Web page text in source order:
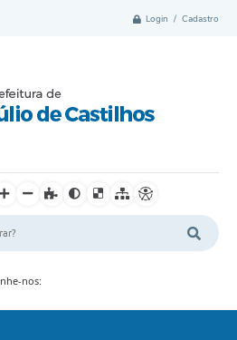
Login / Cadastro
nos: